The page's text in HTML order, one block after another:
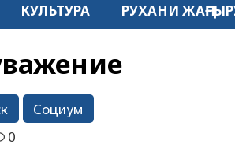
КУЛЬТУРА РУХАНИ
Социум
0